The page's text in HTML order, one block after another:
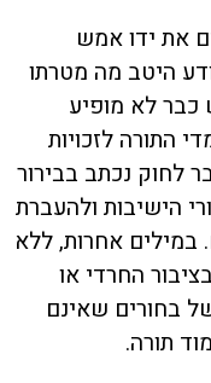
את ידו אמש
היטב מה מטרתו
לא מופיע
התורה לזכויות
לחוק נכתב בבירור
הישיבות ולהעברת
במילים אחרות, ללא
החרדי או
בחורים שאינם
תורה.